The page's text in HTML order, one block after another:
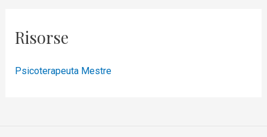
Risorse
Psicoterapeuta Mestre